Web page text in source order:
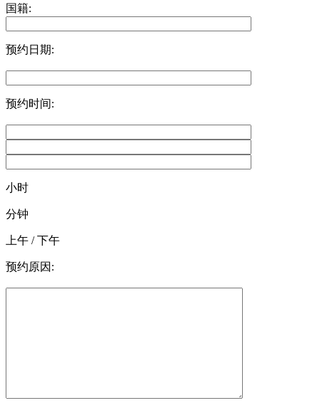
国籍:
预约日期:
预约时间:
小时
分钟
上午 / 下午
预约原因: